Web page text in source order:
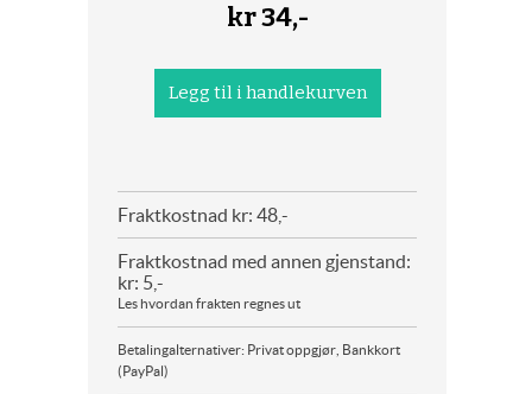
kr34,-
Fraktkostnad kr: 48,-
Fraktkostnad med annen gjenstand:
kr: 5,-
Les hvordan frakten regnes ut
Betalingalternativer: Privat oppgjør, Bankkort
(PayPal)